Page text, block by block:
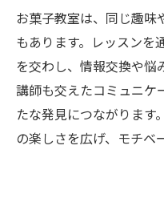
お菓子教室は、同じ趣味
もあります。レッスンを
を交わし、情報交換や悩
講師も交えたコミュニケ
たな発見につながります
の楽しさを広げ、モチベ